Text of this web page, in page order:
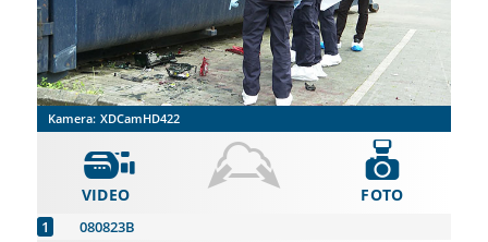
Kamera: XDCamHD422
VIDEO
080823B
FOTO